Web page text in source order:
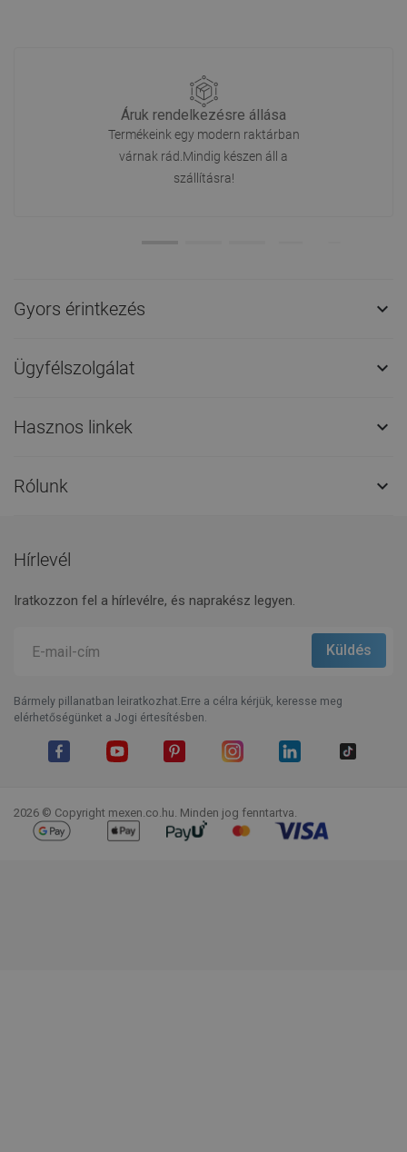
Áruk rendelkezésre állása
Termékeink egy modern raktárban
várnak rád.Mindig készen áll a
szállításra!
Gyors érintkezés 
Ügyfélszolgálat 
Hasznos linkek 
Rólunk 
Hírlevél
Iratkozzon fel a hírlevélre, és naprakész legyen.
Bármely pillanatban leiratkozhat.Erre a célra kérjük, keresse meg
elérhetőségünket a Jogi értesítésben.
2026 © Copyright mexen.co.hu. Minden jog fenntartva.